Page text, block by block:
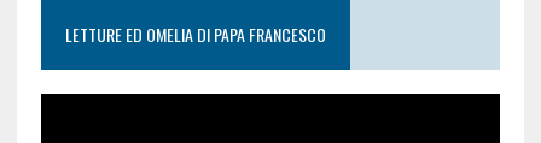
LETTURE ED OMELIA DI PAPA FRANCESCO